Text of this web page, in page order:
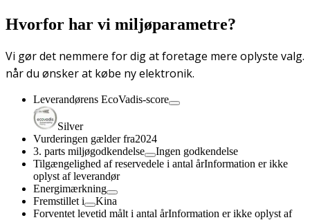
Hvorfor har vi miljøparametre?
Vi gør det nemmere for dig at foretage mere oplyste valg.
når du ønsker at købe ny elektronik.
Leverandørens EcoVadis-score
Silver
Vurderingen gælder fra2024
3. parts miljøgodkendelse
Ingen godkendelse
Tilgængelighed af reservedele i antal årInformation er ikke
oplyst af leverandør
Energimærkning
Fremstillet i
Kina
Forventet levetid målt i antal årInformation er ikke oplyst af